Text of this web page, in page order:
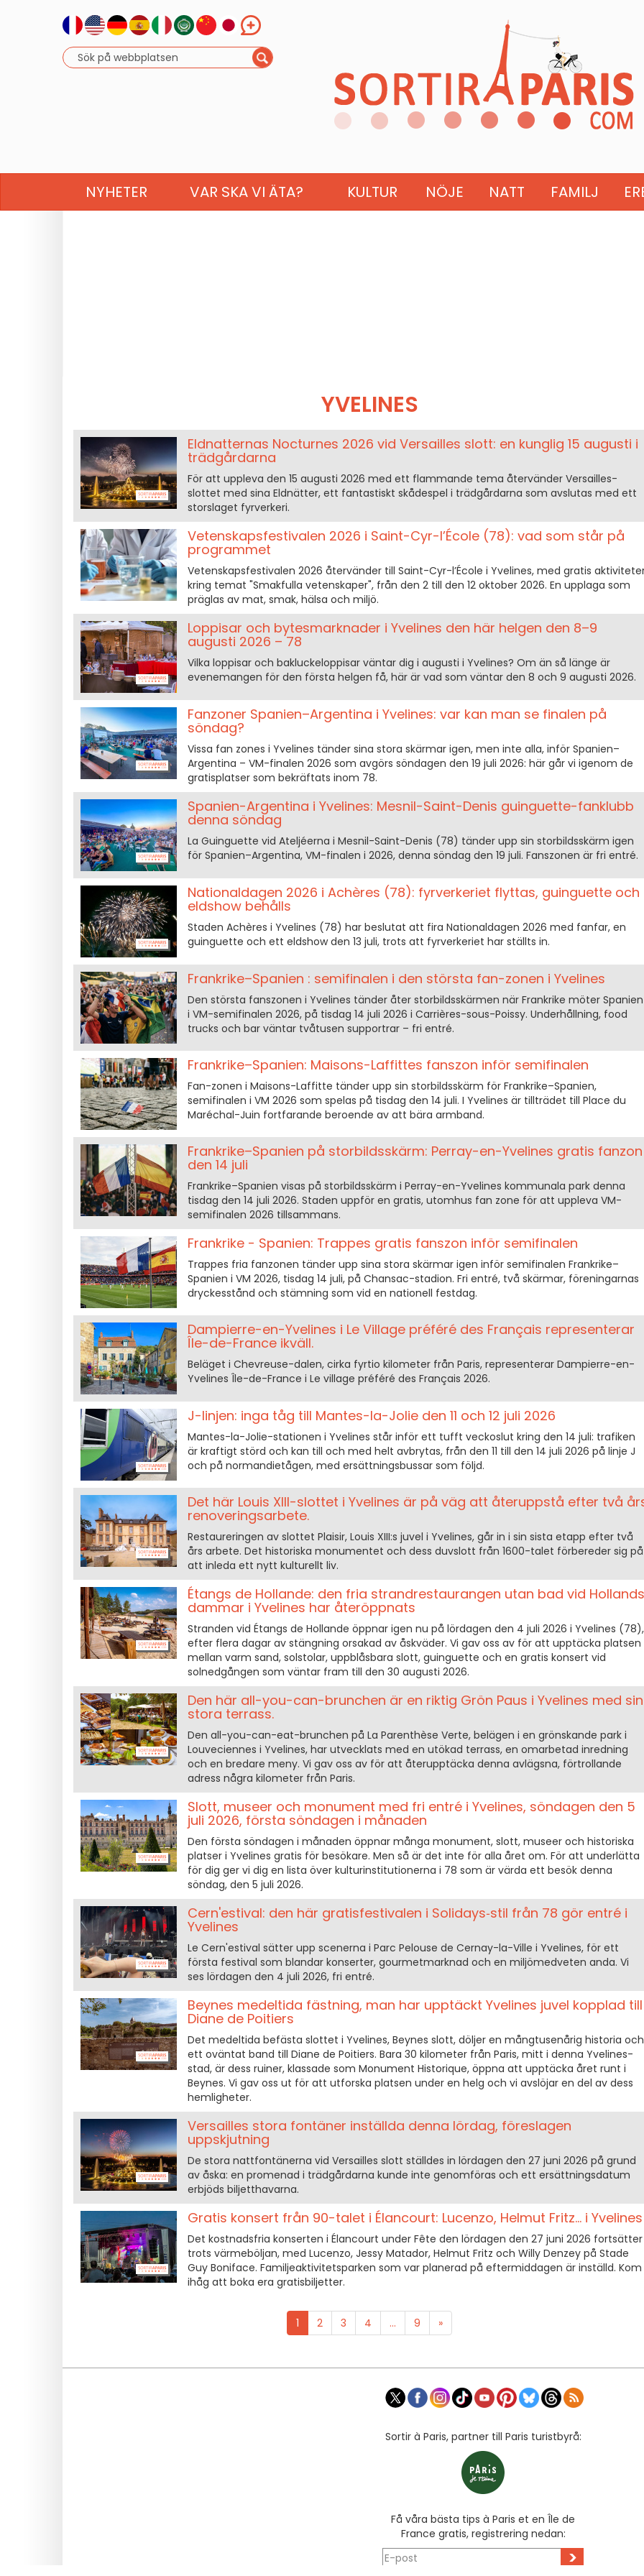
NYHETER VAR SKA VI ÄTA? KULTUR NÖJE NATT FAMILJ
YVELINES
Eldnatternas Nocturnes 2026 vid Versailles slott: en kunglig 15 augusti i
trädgårdarna
För att uppleva den 15 augusti 2026 med ett flammande tema återvänder Versailles-
slottet med sina Eldnätter, ett fantastiskt skådespel i trädgårdarna som avslutas med ett
storslaget fyrverkeri.
Vetenskapsfestivalen 2026 i Saint-Cyr-l’École (78): vad som står på
programmet
Vetenskapsfestivalen 2026 återvänder till Saint-Cyr-l’École i Yvelines, med gratis
kring temat "Smakfulla vetenskaper", från den 2 till den 12 oktober 2026. En upplaga som
präglas av mat, smak, hälsa och miljö.
Loppisar och bytesmarknader i Yvelines den här helgen den 8–9
augusti 2026 – 78
Vilka loppisar och bakluckeloppisar väntar dig i augusti i Yvelines? Om än så länge är
evenemangen för den första helgen få, här är vad som väntar den 8 och 9 augusti 2026.
Fanzoner Spanien–Argentina i Yvelines: var kan man se finalen på
söndag?
Vissa fan zones i Yvelines tänder sina stora skärmar igen, men inte alla, inför Spanien–
Argentina – VM-finalen 2026 som avgörs söndagen den 19 juli 2026: här går vi igenom de
gratisplatser som bekräftats inom 78.
Spanien-Argentina i Yvelines: Mesnil-Saint-Denis guinguette-fanklubb
denna söndag
La Guinguette vid Ateljéerna i Mesnil-Saint-Denis (78) tänder upp sin storbildsskärm igen
för Spanien–Argentina, VM-finalen i 2026, denna söndag den 19 juli. Fanszonen är fri entré.
Nationaldagen 2026 i Achères (78): fyrverkeriet flyttas, guinguette och
eldshow behålls
Staden Achères i Yvelines (78) har beslutat att fira Nationaldagen 2026 med fanfar, en
guinguette och ett eldshow den 13 juli, trots att fyrverkeriet har ställts in.
Frankrike–Spanien : semifinalen i den största fan-zonen i Yvelines
Den största fanszonen i Yvelines tänder åter storbildsskärmen när Frankrike möter Spanien
i VM-semifinalen 2026, på tisdag 14 juli 2026 i Carrières-sous-Poissy. Underhållning, food
trucks och bar väntar tvåtusen supportrar – fri entré.
Frankrike–Spanien: Maisons-Laffittes fanszon inför semifinalen
Fan-zonen i Maisons-Laffitte tänder upp sin storbildsskärm för Frankrike–Spanien,
semifinalen i VM 2026 som spelas på tisdag den 14 juli. I Yvelines är tillträdet till Place du
Maréchal-Juin fortfarande beroende av att bära armband.
Frankrike–Spanien på storbildsskärm: Perray-en-Yvelines gratis fanzon
den 14 juli
Frankrike–Spanien visas på storbildsskärm i Perray-en-Yvelines kommunala park denna
tisdag den 14 juli 2026. Staden uppför en gratis, utomhus fan zone för att uppleva VM-
semifinalen 2026 tillsammans.
Frankrike - Spanien: Trappes gratis fanszon inför semifinalen
Trappes fria fanzonen tänder upp sina stora skärmar igen inför semifinalen Frankrike–
Spanien i VM 2026, tisdag 14 juli, på Chansac-stadion. Fri entré, två skärmar, föreningarnas
dryckesstånd och stämning som vid en nationell festdag.
Dampierre-en-Yvelines i Le Village préféré des Français representerar
Île-de-France ikväll.
Beläget i Chevreuse-dalen, cirka fyrtio kilometer från Paris, representerar Dampierre-en-
Yvelines Île-de-France i Le village préféré des Français 2026.
J-linjen: inga tåg till Mantes-la-Jolie den 11 och 12 juli 2026
Mantes-la-Jolie-stationen i Yvelines står inför ett tufft veckoslut kring den 14 juli: trafiken
är kraftigt störd och kan till och med helt avbrytas, från den 11 till den 14 juli 2026 på linje J
och på normandietågen, med ersättningsbussar som följd.
Det här Louis XIII-slottet i Yvelines är på väg att återuppstå efter två
renoveringsarbete.
Restaureringen av slottet Plaisir, Louis XIII:s juvel i Yvelines, går in i sin sista etapp efter två
års arbete. Det historiska monumentet och dess duvslott från 1600-talet förbereder sig på
att inleda ett nytt kulturellt liv.
Étangs de Hollande: den fria strandrestaurangen utan bad vid Hollands
dammar i Yvelines har återöppnats
Stranden vid Étangs de Hollande öppnar igen nu på lördagen den 4 juli 2026 i Yvelines (78),
efter flera dagar av stängning orsakad av åskväder. Vi gav oss av för att upptäcka platsen
mellan varm sand, solstolar, uppblåsbara slott, guinguette och en gratis konsert vid
solnedgången som väntar fram till den 30 augusti 2026.
Den här all-you-can-brunchen är en riktig Grön Paus i Yvelines med sin
stora terrass.
Den all-you-can-eat-brunchen på La Parenthèse Verte, belägen i en grönskande park i
Louveciennes i Yvelines, har utvecklats med en utökad terrass, en omarbetad inredning
och en bredare meny. Vi gav oss av för att återupptäcka denna avlägsna, förtrollande
adress några kilometer från Paris.
Slott, museer och monument med fri entré i Yvelines, söndagen den 5
juli 2026, första söndagen i månaden
Den första söndagen i månaden öppnar många monument, slott, museer och historiska
platser i Yvelines gratis för besökare. Men så är det inte för alla året om. För att underlätta
för dig ger vi dig en lista över kulturinstitutionerna i 78 som är värda ett besök denna
söndag, den 5 juli 2026.
Cern'estival: den här gratisfestivalen i Solidays‑stil från 78 gör entré i
Yvelines
Le Cern'estival sätter upp scenerna i Parc Pelouse de Cernay-la-Ville i Yvelines, för ett
första festival som blandar konserter, gourmetmarknad och en miljömedveten anda. Vi
ses lördagen den 4 juli 2026, fri entré.
Beynes medeltida fästning, man har upptäckt Yvelines juvel kopplad till
Diane de Poitiers
Det medeltida befästa slottet i Yvelines, Beynes slott, döljer en mångtusenårig historia och
ett oväntat band till Diane de Poitiers. Bara 30 kilometer från Paris, mitt i denna Yvelines-
stad, är dess ruiner, klassade som Monument Historique, öppna att upptäcka året runt i
Beynes. Vi gav oss ut för att utforska platsen under en helg och vi avslöjar en del av dess
hemligheter.
Versailles stora fontäner inställda denna lördag, föreslagen
uppskjutning
De stora nattfontänerna vid Versailles slott ställdes in lördagen den 27 juni 2026 på grund
av åska: en promenad i trädgårdarna kunde inte genomföras och ett ersättningsdatum
erbjöds biljetthavarna.
Gratis konsert från 90-talet i Élancourt: Lucenzo, Helmut Fritz... i Yvelines
Det kostnadsfria konserten i Élancourt under Fête den lördagen den 27 juni 2026 fortsätter
trots värmeböljan, med Lucenzo, Jessy Matador, Helmut Fritz och Willy Denzey på Stade
Guy Boniface. Familjeaktivitetsparken som var planerad på eftermiddagen är inställd. Kom
ihåg att boka era gratisbiljetter.
1 2 3 4 ... 9 »
Sortir à Paris, partner till Paris turistbyrå:
Få våra bästa tips à Paris et en Île de
France gratis, registrering nedan:
>